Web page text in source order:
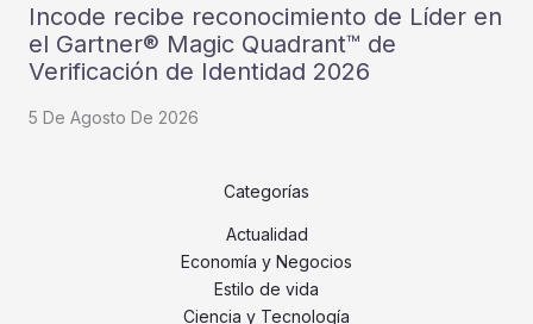
Incode recibe reconocimiento de Líder en
el Gartner® Magic Quadrant™ de
Verificación de Identidad 2026
5 De Agosto De 2026
Categorías
Actualidad
Economía y Negocios
Estilo de vida
Ciencia y Tecnología